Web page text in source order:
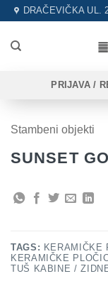
Skip
content
DRAČEVIČKA UL.
PRIJAVA /
Stambeni objekti
SUNSET
TAGS: KERAMIČKE
KERAMIČKE
TUŠ KABINE /